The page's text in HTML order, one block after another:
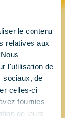
le contenu
relatives aux
l'utilisation de
sociaux, de
celles-ci
fournies
de leurs